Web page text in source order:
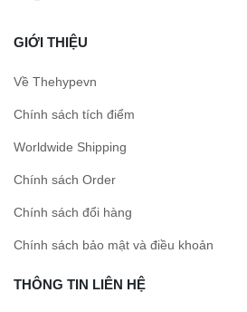
GIỚI THIỆU
Về Thehypevn
Chính sách tích điểm
Worldwide Shipping
Chính sách Order
Chính sách đổi hàng
Chính sách bảo mật và điều khoản
THÔNG TIN LIÊN HỆ